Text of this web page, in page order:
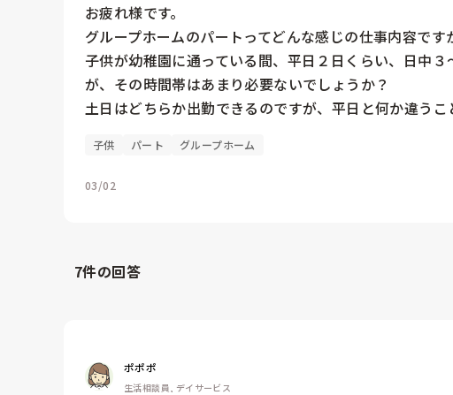
お疲れ様です。
グループホームのパートってどんな感じの仕事内容です
子供が幼稚園に通っている間、平日２日くらい、日中
が、その時間帯はあまり必要ないでしょうか？
土日はどちらか出勤できるのですが、平日と何か違うこ
子供 パート グループホーム
03/02
7件の回答
ポポポ
生活相談員, デイサービス